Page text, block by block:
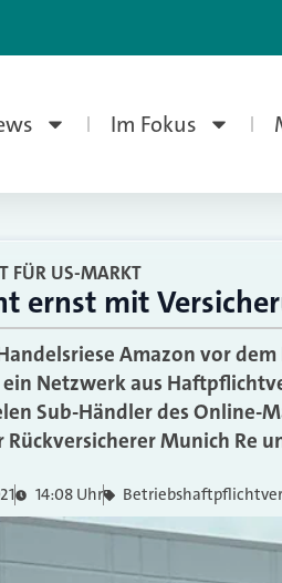
Im Fokus
FÜR US-MARKT
ernst mit
Amazon vor
Netzwerk aus
Sub-Händler des Online-
Munich Re
14:08 Uhr